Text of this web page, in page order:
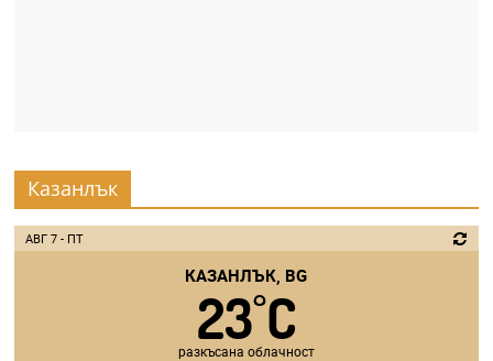
Казанлък
АВГ 7 - ПТ
КАЗАНЛЪК, BG
23°C
разкъсана облачност